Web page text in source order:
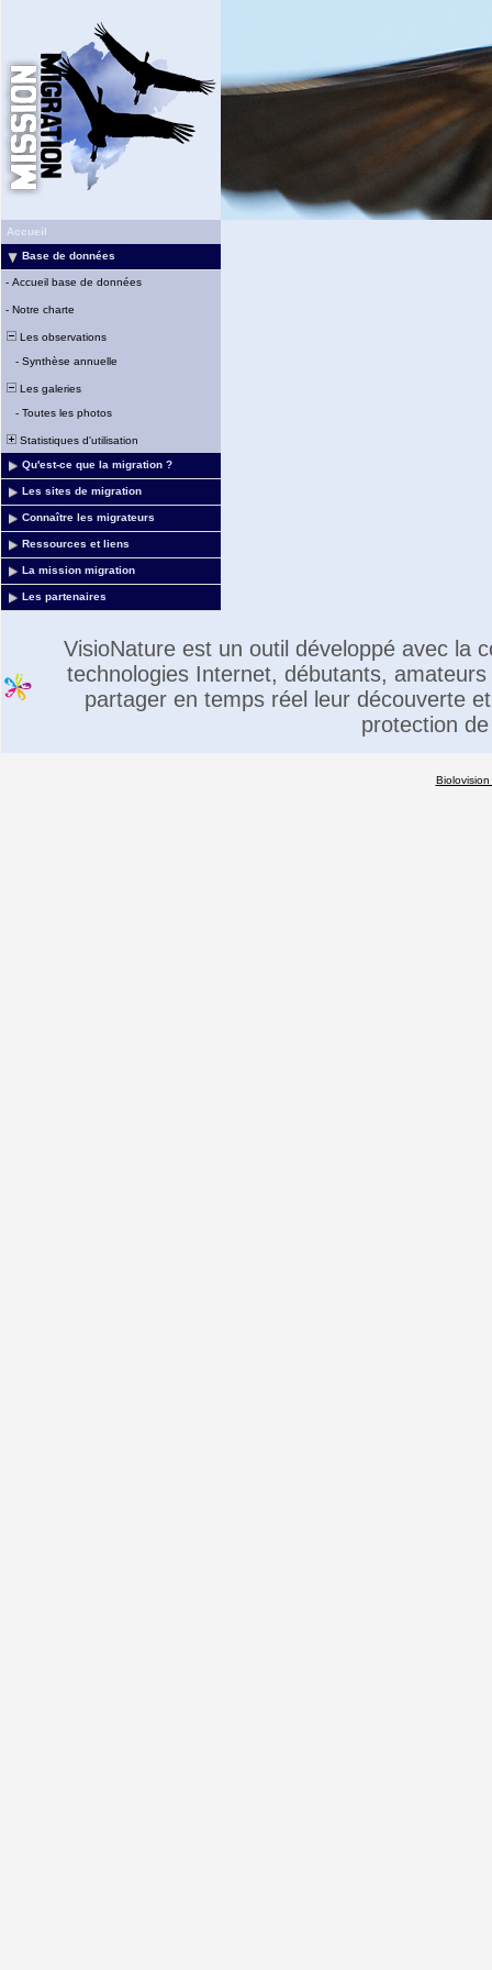
Accueil
Base de données
- Accueil base de données
- Notre charte
Les observations
- Synthèse annuelle
Les galeries
- Toutes les photos
Statistiques d'utilisation
Qu'est-ce que la migration ?
Les sites de migration
Connaître les migrateurs
Ressources et liens
La mission migration
Les partenaires
VisioNature est un outil développé avec la
technologies Internet, débutants,
partager en temps réel leur découverte
protection
Biolovision